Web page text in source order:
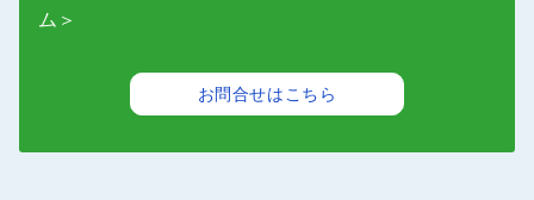
ム＞
お問合せはこちら